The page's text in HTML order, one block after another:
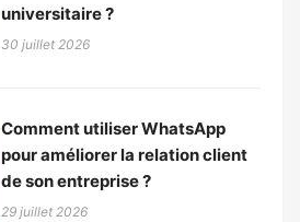
universitaire ?
30 juillet 2026
Comment utiliser WhatsApp
pour améliorer la relation client
de son entreprise ?
29 juillet 2026